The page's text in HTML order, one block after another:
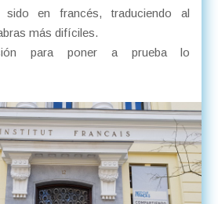
en francés, traduciendo al
más difíciles.
para poner a prueba lo